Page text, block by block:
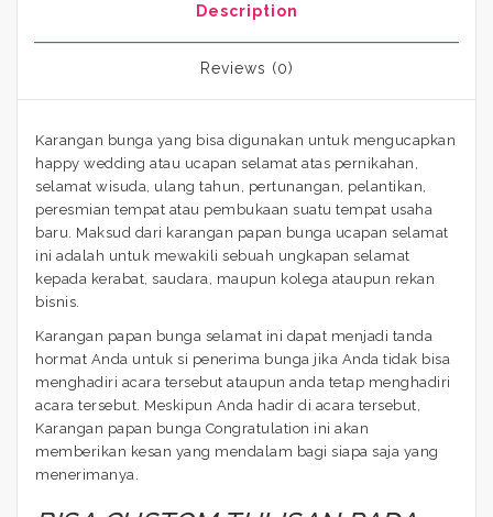
Description
Reviews (0)
Karangan bunga yang bisa digunakan untuk mengucapkan
happy wedding atau ucapan selamat atas pernikahan,
selamat wisuda, ulang tahun, pertunangan, pelantikan,
peresmian tempat atau pembukaan suatu tempat usaha
baru. Maksud dari karangan papan bunga ucapan selamat
ini adalah untuk mewakili sebuah ungkapan selamat
kepada kerabat, saudara, maupun kolega ataupun rekan
bisnis.
Karangan papan bunga selamat ini dapat menjadi tanda
hormat Anda untuk si penerima bunga jika Anda tidak bisa
menghadiri acara tersebut ataupun anda tetap menghadiri
acara tersebut. Meskipun Anda hadir di acara tersebut,
Karangan papan bunga Congratulation ini akan
memberikan kesan yang mendalam bagi siapa saja yang
menerimanya.